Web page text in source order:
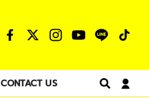
CONTACT US